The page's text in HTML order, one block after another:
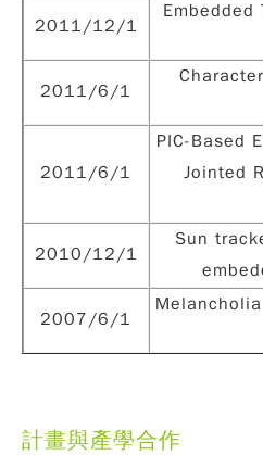
2011/12/1
2011/6/1
2011/6/1
PIC-Based
Jointed
2010/12/1
Sun
2007/6/1
計畫與產學合作